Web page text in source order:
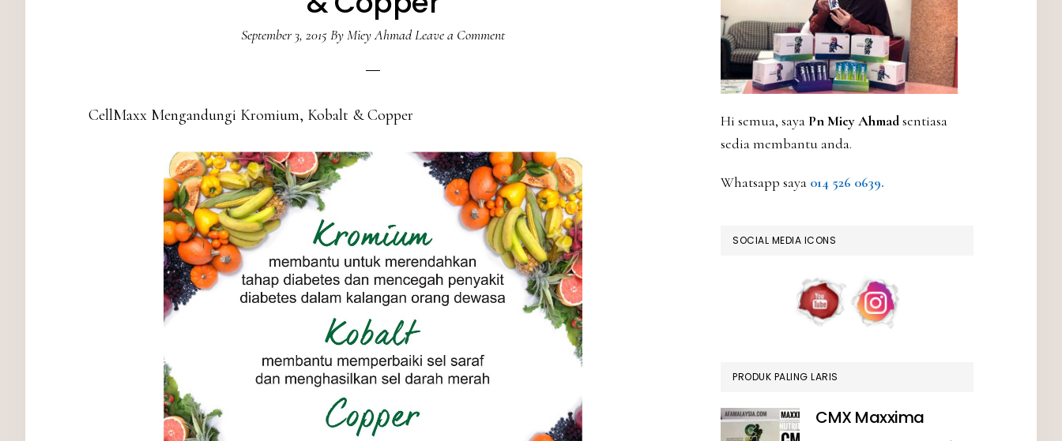
September 3, 2015ByMiey AhmadLeave a Comment
CellMaxx Mengandungi Kromium, Kobalt & Copper Hi semua, saya Pn Miey Ahmadsentiasa
sedia membantu anda.
Whatsapp saya 014 526 0639.
SOCIAL MEDIA ICONS
PRODUK PALING LARIS
CMX Maxxima